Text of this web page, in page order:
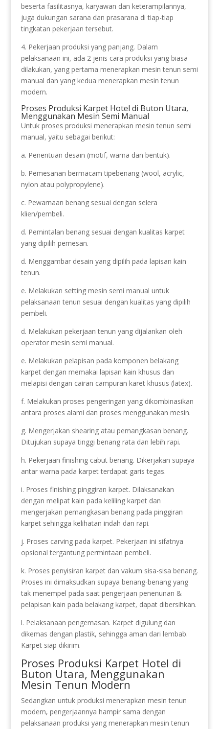
beserta fasilitasnya, karyawan dan keterampilannya,
juga dukungan sarana dan prasarana di tiap-tiap
tingkatan pekerjaan tersebut.
4. Pekerjaan produksi yang panjang. Dalam
pelaksanaan ini, ada 2 jenis cara produksi yang biasa
dilakukan, yang pertama menerapkan mesin tenun semi
manual dan yang kedua menerapkan mesin tenun
modern.
Proses Produksi Karpet Hotel di Buton Utara,
Menggunakan Mesin Semi Manual
Untuk proses produksi menerapkan mesin tenun semi
manual, yaitu sebagai berikut:
a. Penentuan desain (motif, warna dan bentuk).
b. Pemesanan bermacam tipebenang (wool, acrylic,
nylon atau polypropylene).
c. Pewarnaan benang sesuai dengan selera
klien/pembeli.
d. Pemintalan benang sesuai dengan kualitas karpet
yang dipilih pemesan.
d. Menggambar desain yang dipilih pada lapisan kain
tenun.
e. Melakukan setting mesin semi manual untuk
pelaksanaan tenun sesuai dengan kualitas yang dipilih
pembeli.
d. Melakukan pekerjaan tenun yang dijalankan oleh
operator mesin semi manual.
e. Melakukan pelapisan pada komponen belakang
karpet dengan memakai lapisan kain khusus dan
melapisi dengan cairan campuran karet khusus (latex).
f. Melakukan proses pengeringan yang dikombinasikan
antara proses alami dan proses menggunakan mesin.
g. Mengerjakan shearing atau pemangkasan benang.
Ditujukan supaya tinggi benang rata dan lebih rapi.
h. Pekerjaan finishing cabut benang. Dikerjakan supaya
antar warna pada karpet terdapat garis tegas.
i. Proses finishing pinggiran karpet. Dilaksanakan
dengan melipat kain pada keliling karpet dan
mengerjakan pemangkasan benang pada pinggiran
karpet sehingga kelihatan indah dan rapi.
j. Proses carving pada karpet. Pekerjaan ini sifatnya
opsional tergantung permintaan pembeli.
k. Proses penyisiran karpet dan vakum sisa-sisa benang.
Proses ini dimaksudkan supaya benang-benang yang
tak menempel pada saat pengerjaan penenunan &
pelapisan kain pada belakang karpet, dapat dibersihkan.
l. Pelaksanaan pengemasan. Karpet digulung dan
dikemas dengan plastik, sehingga aman dari lembab.
Karpet siap dikirim.
Proses Produksi Karpet Hotel di
Buton Utara, Menggunakan
Mesin Tenun Modern
Sedangkan untuk produksi menerapkan mesin tenun
modern, pengerjaannya hampir sama dengan
pelaksanaan produksi yang menerapkan mesin tenun